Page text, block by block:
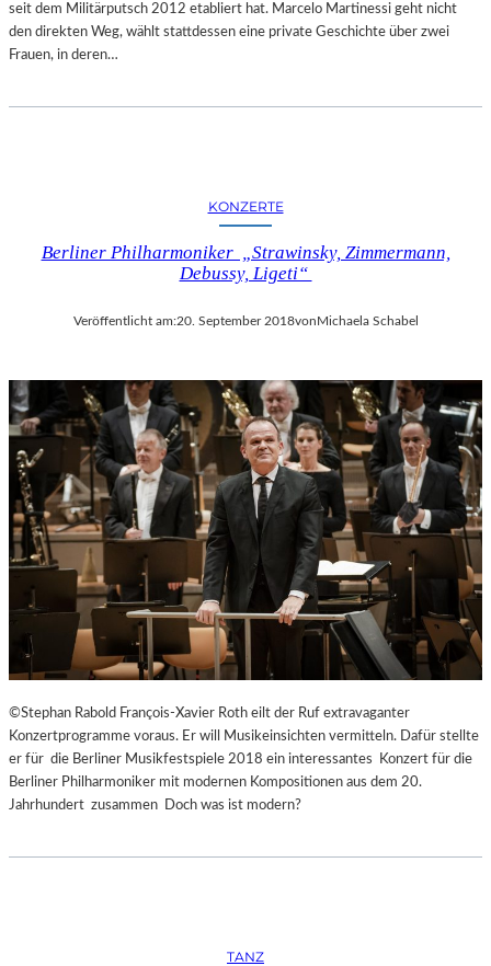
seit dem Militärputsch 2012 etabliert hat. Marcelo Martinessi geht nicht
den direkten Weg, wählt stattdessen eine private Geschichte über zwei
Frauen, in deren…
KONZERTE
Berliner Philharmoniker „Strawinsky, Zimmermann,
Debussy, Ligeti“
Veröffentlicht am:20. September 2018von Michaela Schabel
©Stephan Rabold François-Xavier Roth eilt der Ruf extravaganter
Konzertprogramme voraus. Er will Musikeinsichten vermitteln. Dafür stellte
er für die Berliner Musikfestspiele 2018 ein interessantes Konzert für die
Berliner Philharmoniker mit modernen Kompositionen aus dem 20.
Jahrhundert zusammen Doch was ist modern?
TANZ